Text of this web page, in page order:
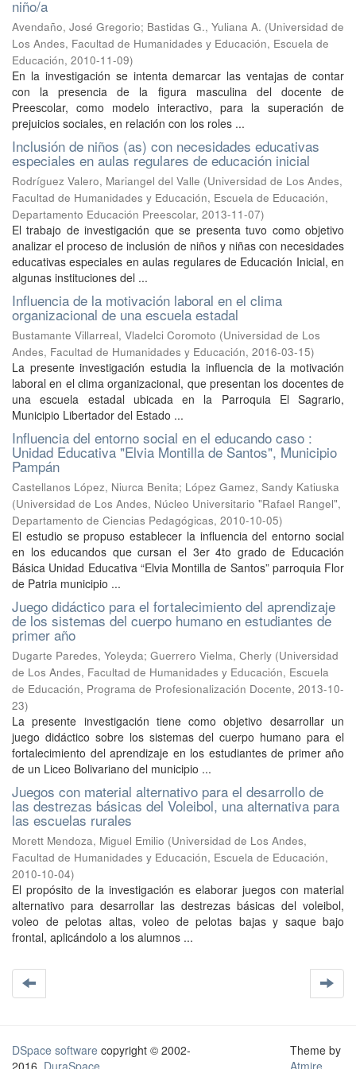
niño/a
Avendaño, José Gregorio; Bastidas G., Yuliana A. (Universidad de
Los Andes, Facultad de Humanidades y Educación, Escuela de
Educación, 2010-11-09)
En la investigación se intenta demarcar las ventajas de contar
con la presencia de la figura masculina del docente de
Preescolar, como modelo interactivo, para la superación de
prejuicios sociales, en relación con los roles ...
Inclusión de niños (as) con necesidades educativas
especiales en aulas regulares de educación inicial
Rodríguez Valero, Mariangel del Valle (Universidad de Los Andes,
Facultad de Humanidades y Educación, Escuela de Educación,
Departamento Educación Preescolar, 2013-11-07)
El trabajo de investigación que se presenta tuvo como objetivo
analizar el proceso de inclusión de niños y niñas con necesidades
educativas especiales en aulas regulares de Educación Inicial, en
algunas instituciones del ...
Influencia de la motivación laboral en el clima
organizacional de una escuela estadal
Bustamante Villarreal, Vladelci Coromoto (Universidad de Los
Andes, Facultad de Humanidades y Educación, 2016-03-15)
La presente investigación estudia la influencia de la motivación
laboral en el clima organizacional, que presentan los docentes de
una escuela estadal ubicada en la Parroquia El Sagrario,
Municipio Libertador del Estado ...
Influencia del entorno social en el educando caso :
Unidad Educativa "Elvia Montilla de Santos", Municipio
Pampán
Castellanos López, Niurca Benita; López Gamez, Sandy Katiuska
(Universidad de Los Andes, Núcleo Universitario "Rafael Rangel",
Departamento de Ciencias Pedagógicas, 2010-10-05)
El estudio se propuso establecer la influencia del entorno social
en los educandos que cursan el 3er 4to grado de Educación
Básica Unidad Educativa “Elvia Montilla de Santos” parroquia Flor
de Patria municipio ...
Juego didáctico para el fortalecimiento del aprendizaje
de los sistemas del cuerpo humano en estudiantes de
primer año
Dugarte Paredes, Yoleyda; Guerrero Vielma, Cherly (Universidad
de Los Andes, Facultad de Humanidades y Educación, Escuela
de Educación, Programa de Profesionalización Docente, 2013-10-
23)
La presente investigación tiene como objetivo desarrollar un
juego didáctico sobre los sistemas del cuerpo humano para el
fortalecimiento del aprendizaje en los estudiantes de primer año
de un Liceo Bolivariano del municipio ...
Juegos con material alternativo para el desarrollo de
las destrezas básicas del Voleibol, una alternativa para
las escuelas rurales
Morett Mendoza, Miguel Emilio (Universidad de Los Andes,
Facultad de Humanidades y Educación, Escuela de Educación,
2010-10-04)
El propósito de la investigación es elaborar juegos con material
alternativo para desarrollar las destrezas básicas del voleibol,
voleo de pelotas altas, voleo de pelotas bajas y saque bajo
frontal, aplicándolo a los alumnos ...
DSpace software copyright © 2002-
2016 DuraSpace
Theme by
Atmire